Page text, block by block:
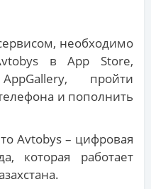
необходимо
в App Store,
пройти
и пополнить
Avtobys – цифровая
которая работает